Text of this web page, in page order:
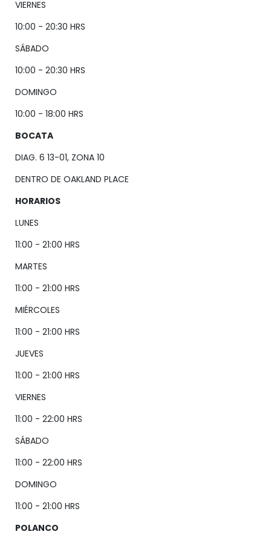
VIERNES
10:00 - 20:30 HRS
SÁBADO
10:00 - 20:30 HRS
DOMINGO
10:00 - 18:00 HRS
BOCATA
DIAG. 6 13-01, ZONA 10
DENTRO DE OAKLAND PLACE
HORARIOS
LUNES
11:00 - 21:00 HRS
MARTES
11:00 - 21:00 HRS
MIÉRCOLES
11:00 - 21:00 HRS
JUEVES
11:00 - 21:00 HRS
VIERNES
11:00 - 22:00 HRS
SÁBADO
11:00 - 22:00 HRS
DOMINGO
11:00 - 21:00 HRS
POLANCO